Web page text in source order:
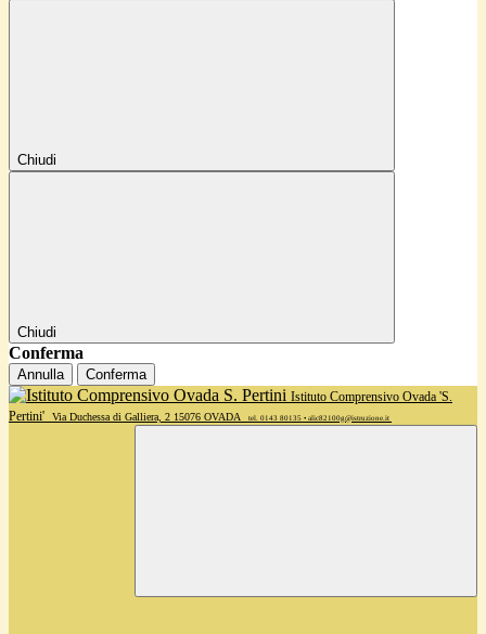
Chiudi
Chiudi
Conferma
Annulla Conferma
Istituto Comprensivo Ovada 'S.
Pertini'
Via Duchessa di Galliera, 2 15076 OVADA tel. 0143 80135 • alic82100g@istruzione.it